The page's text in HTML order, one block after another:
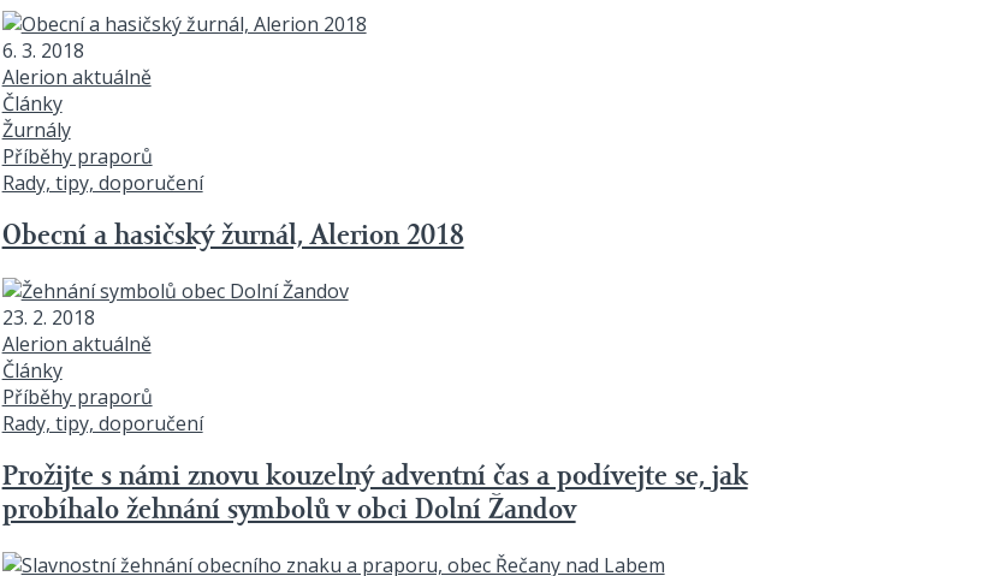
6. 3. 2018
Alerion aktuálně
Články
Žurnály
Příběhy praporů
Rady, tipy, doporučení
Obecní a hasičský žurnál, Alerion 2018
23. 2. 2018
Alerion aktuálně
Články
Příběhy praporů
Rady, tipy, doporučení
Prožijte s námi znovu kouzelný adventní čas a podívejte se, jak
probíhalo žehnání symbolů v obci Dolní Žandov